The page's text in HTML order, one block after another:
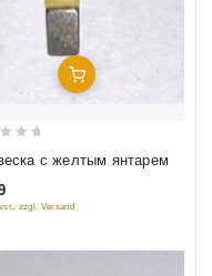
Добавить В Корзину
с желтым янтарем
zzgl. Versand